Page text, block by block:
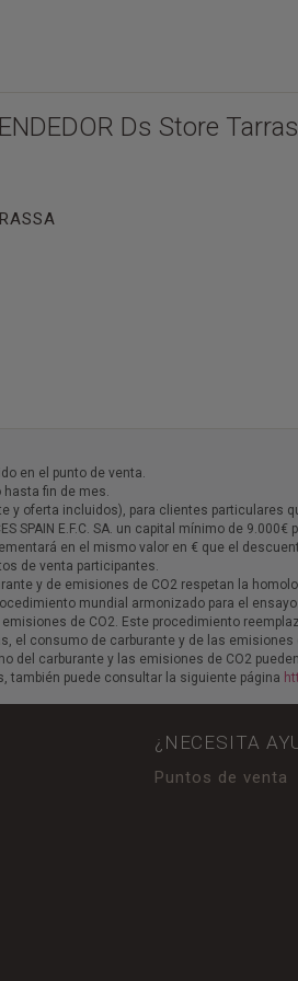
Ds Store
en el punto de venta.
hasta fin de mes.
y oferta incluidos), para clientes
SPAIN E.F.C. SA. un capital mínimo de
en el mismo valor en € que el
de venta participantes.
y de emisiones de CO2 respetan la
mundial armonizado para el
de CO2. Este procedimiento
el consumo de carburante y de las
del carburante y las emisiones de CO2
también puede consultar la siguiente página
¿NECESITA
Puntos de venta